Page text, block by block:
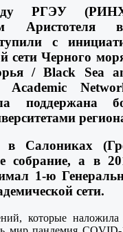
РГЭУ
Аристотеля
с
сети Черного
/ Black Sea
Academic
поддержана
Салониках
собрание, а в
1-ю
сети.
которые наложила